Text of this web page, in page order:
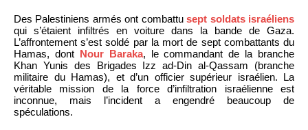
Des Palestiniens armés ont combattusept soldats israéliens
qui s’étaient infiltrés en voiture dans la bande de Gaza.
L’affrontement s’est soldé par la mort de sept combattants du
Hamas, dont Nour Baraka, le commandant de la branche
Khan Yunis des Brigades Izz ad-Din al-Qassam (branche
militaire du Hamas), et d’un officier supérieur israélien. La
véritable mission de la force d’infiltration israélienne est
inconnue, mais l’incident a engendré beaucoup de
spéculations.